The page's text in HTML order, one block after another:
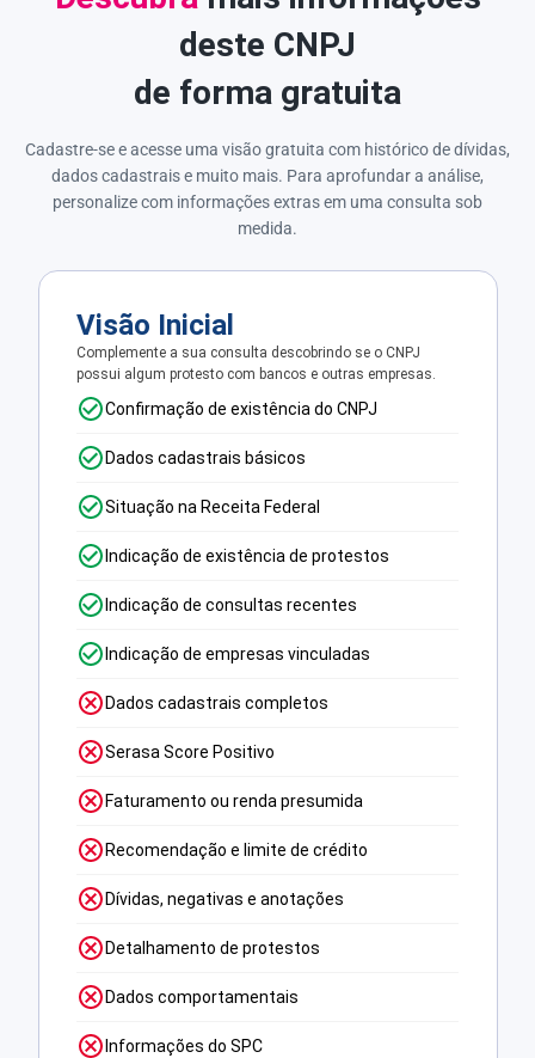
deste CNPJ
de forma gratuita
Cadastre-se e acesse uma visão gratuita com histórico de dívidas,
dados cadastrais e muito mais. Para aprofundar a análise,
personalize com informações extras em uma consulta sob
medida.
Visão Inicial
Complemente a sua consulta descobrindo se o CNPJ
possui algum protesto com bancos e outras empresas.
Confirmação de existência do CNPJ
Dados cadastrais básicos
Situação na Receita Federal
Indicação de existência de protestos
Indicação de consultas recentes
Indicação de empresas vinculadas
Dados cadastrais completos
Serasa Score Positivo
Faturamento ou renda presumida
Recomendação e limite de crédito
Dívidas, negativas e anotações
Detalhamento de protestos
Dados comportamentais
Informações do SPC